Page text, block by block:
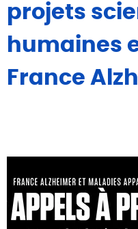
projets
humaines
France